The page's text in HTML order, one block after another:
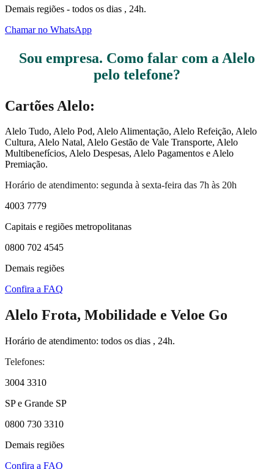
Demais regiões - todos os dias , 24h.
Chamar no WhatsApp
Sou empresa. Como falar com a Alelo
pelo telefone?
Cartões Alelo:
Alelo Tudo, Alelo Pod, Alelo Alimentação, Alelo Refeição, Alelo
Cultura, Alelo Natal, Alelo Gestão de Vale Transporte, Alelo
Multibenefícios, Alelo Despesas, Alelo Pagamentos e Alelo
Premiação.
Horário de atendimento: segunda à sexta-feira das 7h às 20h
4003 7779
Capitais e regiões metropolitanas
0800 702 4545
Demais regiões
Confira a FAQ
Alelo Frota, Mobilidade e Veloe Go
Horário de atendimento: todos os dias , 24h.
Telefones:
3004 3310
SP e Grande SP
0800 730 3310
Demais regiões
Confira a FAQ